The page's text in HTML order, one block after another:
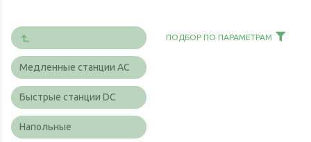
Медленные станции AC
Быстрые станции DC
Напольные
ПОДБОР ПО ПАРАМЕТРАМ